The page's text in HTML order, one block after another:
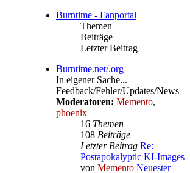
Burntime - Fanportal
Themen
Beiträge
Letzter Beitrag
Burntime.net/.org
In eigener Sache...
Feedback/Fehler/Updates/News
Moderatoren: Memento,
phoenix
16 Themen
108 Beiträge
Letzter Beitrag Re:
Postapokalyptic KI-Images
von Memento Neuester